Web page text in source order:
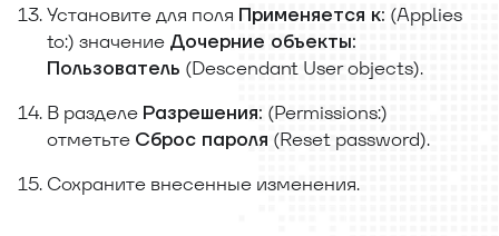
Установите для поля Применяется к: (Applies
to:) значение Дочерние объекты:
Пользователь (Descendant User objects).
В разделе Разрешения: (Permissions:)
отметьте Сброс пароля (Reset password).
Сохраните внесенные изменения.